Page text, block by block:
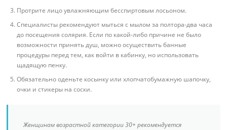
Протрите лицо увлажняющим бесспиртовым лосьоном.
Специалисты рекомендуют мыться с мылом за полтора-два часа
до посещения солярия. Если по какой-либо причине не было
возможности принять душ, можно осуществить банные
процедуры перед тем, как войти в кабинку, но использовать
щадящую пенку.
Обязательно оденьте косынку или хлопчатобумажную шапочку,
очки и стикеры на соски.
Женщинам возрастной категории 30+ рекомендуется